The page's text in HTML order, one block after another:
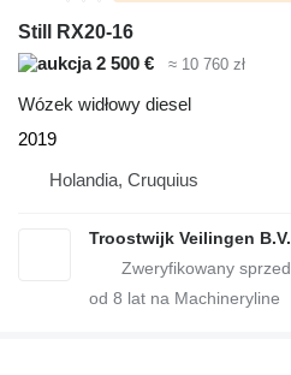
Still RX20-16
2 500 €
≈ 10 760 zł
Wózek widłowy diesel
2019
Holandia, Cruquius
Troostwijk Veilingen B.V.
od 8 lat na Machineryline